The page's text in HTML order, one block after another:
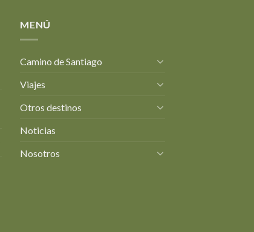
MENÚ
Camino de Santiago
Viajes
Otros destinos
Noticias
Nosotros